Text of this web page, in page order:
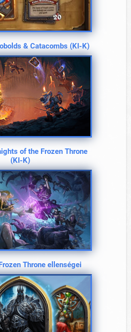
& Catacombs (KI-K)
of the Frozen Throne
(KI-K)
Throne ellenségei